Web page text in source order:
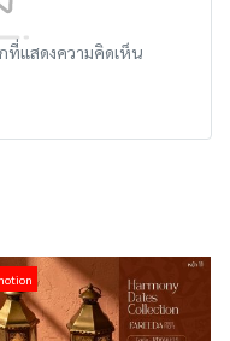
ที่แสดงความคิดเห็น